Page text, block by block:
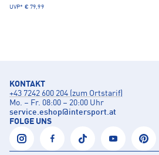
UVP* € 79,99
KONTAKT
+43 7242 600 204 (zum Ortstarif)
Mo. – Fr. 08:00 – 20:00 Uhr
service.eshop@intersport.at
FOLGE UNS